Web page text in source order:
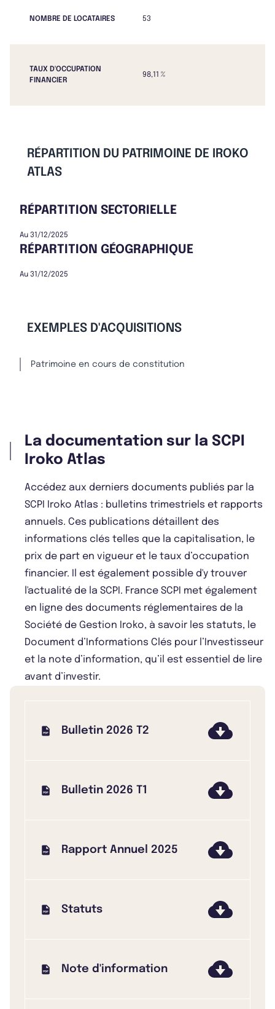
NOMBRE DE LOCATAIRES 53
TAUX D'OCCUPATION
FINANCIER
98,11 %
RÉPARTITION DU PATRIMOINE DE IROKO
ATLAS
RÉPARTITION SECTORIELLE
Au 31/12/2025
RÉPARTITION GÉOGRAPHIQUE
Au 31/12/2025
EXEMPLES D'ACQUISITIONS
Patrimoine en cours de constitution
La documentation sur la SCPI
Iroko Atlas
Accédez aux derniers documents publiés par la
SCPI Iroko Atlas : bulletins trimestriels et rapports
annuels. Ces publications détaillent des
informations clés telles que la capitalisation, le
prix de part en vigueur et le taux d’occupation
financier. Il est également possible d'y trouver
l'actualité de la SCPI. France SCPI met également
en ligne des documents réglementaires de la
Société de Gestion Iroko, à savoir les statuts, le
Document d’Informations Clés pour l’Investisseur
et la note d’information, qu’il est essentiel de lire
avant d’investir.
Bulletin 2026 T2
Bulletin 2026 T1
Rapport Annuel 2025
Statuts
Note d'information